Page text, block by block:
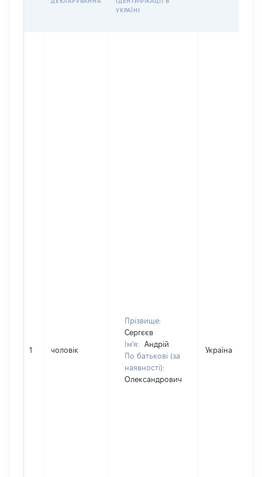
УКРАЇНІ
1 чоловік
Прізвище:
Сергєєв
Ім'я:
Андрій
По батькові (за
наявності):
Олександрович
Україна